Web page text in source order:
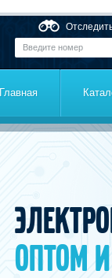
Главная
оптом